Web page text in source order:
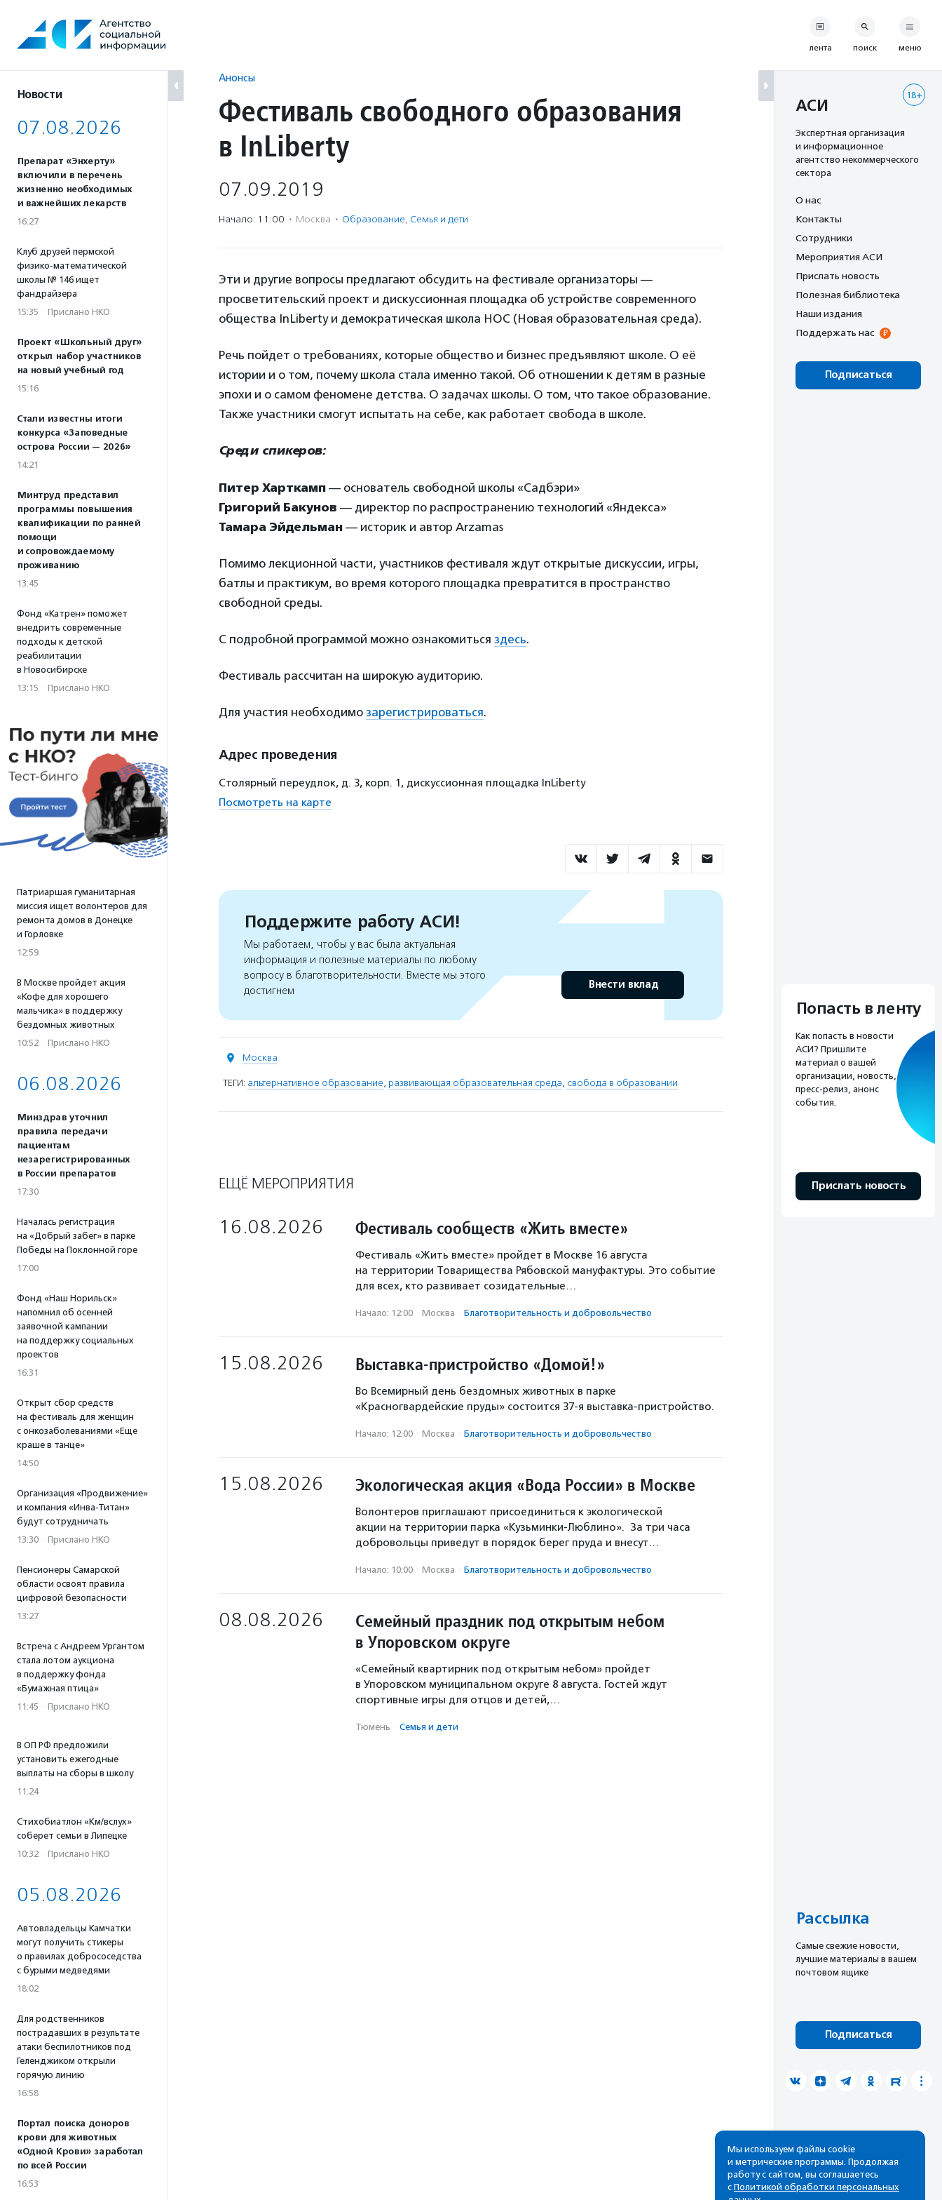
содержанию
Новости
07.08.2026
Препарат «Энхерту»
включили в перечень
жизненно необходимых
и важнейших лекарств
16:27
Клуб друзей пермской
физико-математической
школы № 146 ищет
фандрайзера
15:35 · Прислано НКО
Проект «Школьный друг»
открыл набор участников
на новый учебный год
15:16
Стали известны итоги
конкурса «Заповедные
острова России — 2026»
14:21
Минтруд представил
программы повышения
квалификации по ранней
помощи
и сопровождаемому
проживанию
13:45
Фонд «Катрен» поможет
внедрить современные
подходы к детской
реабилитации
в Новосибирске
13:15 · Прислано НКО
Патриаршая гуманитарная
миссия ищет волонтеров для
ремонта домов в Донецке
и Горловке
12:59
В Москве пройдет акция
«Кофе для хорошего
мальчика» в поддержку
бездомных животных
10:52 · Прислано НКО
06.08.2026
Минздрав уточнил
правила передачи
пациентам
незарегистрированных
в России препаратов
17:30
Началась регистрация
на «Добрый забег» в парке
Победы на Поклонной горе
17:00
Фонд «Наш Норильск»
напомнил об осенней
заявочной кампании
на поддержку социальных
проектов
16:31
Открыт сбор средств
на фестиваль для женщин
с онкозаболеваниями «Еще
краше в танце»
14:50
Организация «Продвижение»
и компания «Инва-Титан»
будут сотрудничать
13:30 · Прислано НКО
Пенсионеры Самарской
области освоят правила
цифровой безопасности
13:27
Встреча с Андреем Ургантом
стала лотом аукциона
в поддержку фонда
«Бумажная птица»
11:45 · Прислано НКО
В ОП РФ предложили
установить ежегодные
выплаты на сборы в школу
11:24
Стихобиатлон «Км/вслух»
соберет семьи в Липецке
10:32 · Прислано НКО
05.08.2026
Автовладельцы Камчатки
могут получить стикеры
о правилах добрососедства
с бурыми медведями
18:02
Для родственников
пострадавших в результате
атаки беспилотников под
Геленджиком открыли
горячую линию
16:58
Портал поиска доноров
крови для животных
«Одной Крови» заработал
по всей России
16:53
Анонсы
Фестиваль свободного образования
в InLiberty
07.09.2019
Начало: 11:00 · Москва · Образование, Семья и дети
Эти и другие вопросы предлагают обсудить на фестивале организаторы —
просветительский проект и дискуссионная площадка об устройстве современного
общества InLiberty и демократическая школа НОС (Новая образовательная среда).
Речь пойдет о требованиях, которые общество и бизнес предъявляют школе. О её
истории и о том, почему школа стала именно такой. Об отношении к детям в разные
эпохи и о самом феномене детства. О задачах школы. О том, что такое образование.
Также участники смогут испытать на себе, как работает свобода в школе.
Среди спикеров:
Питер Харткамп — основатель свободной школы «Садбэри»
Григорий Бакунов — директор по распространению технологий «Яндекса»
Тамара Эйдельман — историк и автор Arzamas
Помимо лекционной части, участников фестиваля ждут открытые дискуссии, игры,
батлы и практикум, во время которого площадка превратится в пространство
свободной среды.
С подробной программой можно ознакомиться здесь.
Фестиваль рассчитан на широкую аудиторию.
Для участия необходимо зарегистрироваться.
Адрес проведения
Столярный переудлок, д. 3, корп. 1, дискуссионная площадка InLiberty
Посмотреть на карте
Поддержите работу АСИ!
Мы работаем, чтобы у вас была актуальная
информация и полезные материалы по любому
вопросу в благотворительности. Вместе мы этого
достигнем
Внести вклад
Москва
ТЕГИ: альтернативное образование, развивающая образовательная среда, свобода в образовании
ЕЩЁ МЕРОПРИЯТИЯ
16.08.2026 Фестиваль сообществ «Жить вместе»
Фестиваль «Жить вместе» пройдет в Москве 16 августа
на территории Товарищества Рябовской мануфактуры. Это событие
для всех, кто развивает созидательные…
Начало: 12:00 · Москва · Благотвори­тель­ность и доброволь­чест­во
15.08.2026 Выставка-пристройство «Домой!»
Во Всемирный день бездомных животных в парке
«Красногвардейские пруды» состоится 37-я выставка-пристройство.
Начало: 12:00 · Москва · Благотвори­тель­ность и доброволь­чест­во
15.08.2026 Экологическая акция «Вода России» в Москве
Волонтеров приглашают присоединиться к экологической
акции на территории парка «Кузьминки-Люблино». За три часа
добровольцы приведут в порядок берег пруда и внесут…
Начало: 10:00 · Москва · Благотвори­тель­ность и доброволь­чест­во
08.08.2026
Семейный праздник под открытым небом
в Упоровском округе
«Семейный квартирник под открытым небом» пройдет
в Упоровском муниципальном округе 8 августа. Гостей ждут
спортивные игры для отцов и детей,…
Тюмень · Семья и дети
лента поиск меню
18+
АСИ
Экспертная организация
и информационное
агентство некоммерческого
сектора
О нас
Контакты
Сотрудники
Мероприятия АСИ
Прислать новость
Полезная библиотека
Наши издания
Поддержать нас
Подписаться
Попасть в ленту
Как попасть в новости
АСИ? Пришлите
материал о вашей
организации, новость,
пресс-релиз, анонс
события.
Прислать новость
Рассылка
Cамые свежие новости,
лучшие материалы в вашем
почтовом ящике
Подписаться
Мы используем файлы cookie
и метрические программы. Продолжая
работу с сайтом, вы соглашаетесь
с Политикой обработки персональных